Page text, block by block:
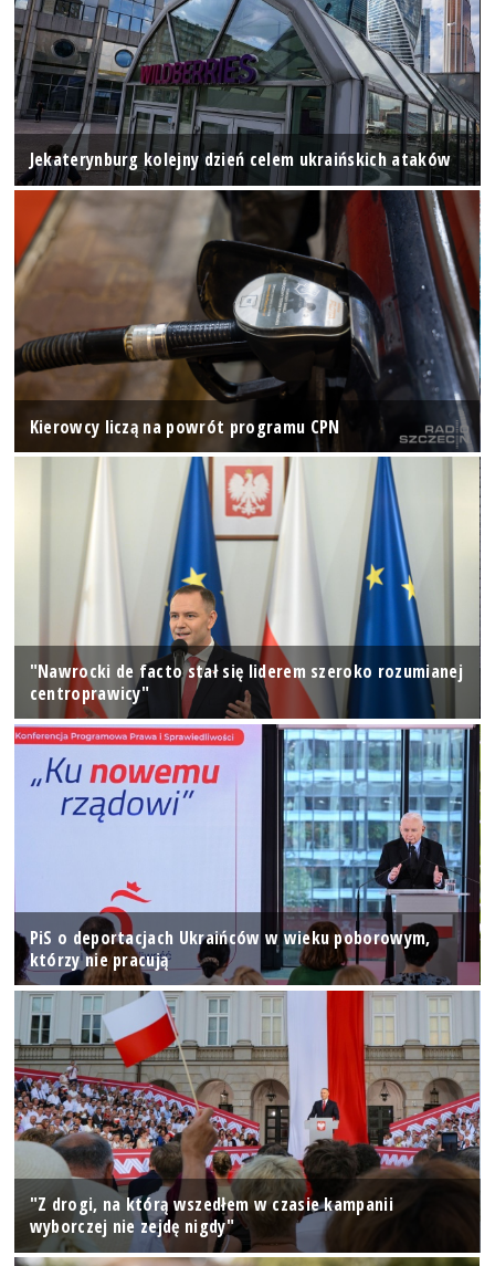
Jekaterynburg kolejny dzień celem ukraińskich ataków
Kierowcy liczą na powrót programu CPN
"Nawrocki de facto stał się liderem szeroko rozumianej
centroprawicy"
PiS o deportacjach Ukraińców w wieku poborowym,
którzy nie pracują
"Z drogi, na którą wszedłem w czasie kampanii
wyborczej nie zejdę nigdy"